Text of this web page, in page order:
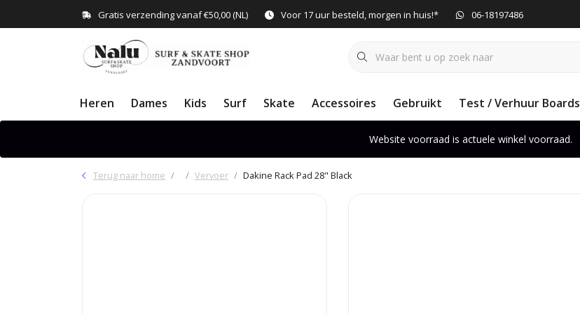
Gratis verzending vanaf €50,00 (NL) Voor 17 uur besteld, morgen in huis!* 06-18197486
Heren Dames Kids Surf Skate Accessoires Gebruikt Test / Verhuur Boards
Website voorraad is actuele winkel voorraad.
Terug naar home Vervoer Dakine Rack Pad 28" Black